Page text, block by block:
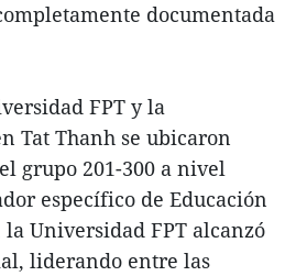
documentada
FPT y la
Tat Thanh se ubicaron
grupo 201-300 a nivel
específico de Educación
la Universidad FPT alcanzó
liderando entre las